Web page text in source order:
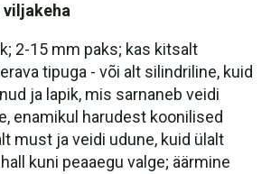
2-15 mm paks; kas kitsalt
tipuga - või alt silindriline, kuid
ja lapik, mis sarnaneb veidi
enamikul harudest koonilised
must ja veidi udune, kuid ülalt
kuni peaaegu valge; äärmine